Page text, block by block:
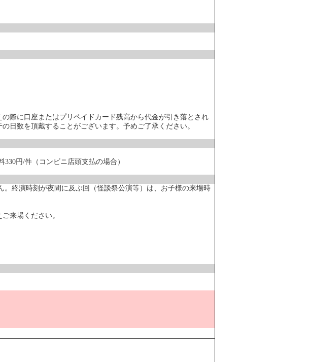
際に口座またはプリペイドカード残高から代金が引き落とされ
日数を頂戴することがございます。予めご了承ください。
円/件（コンビニ店頭支払の場合）
。終演時刻が夜間に及ぶ回（怪談祭公演等）は、お子様の来場時
来場ください。